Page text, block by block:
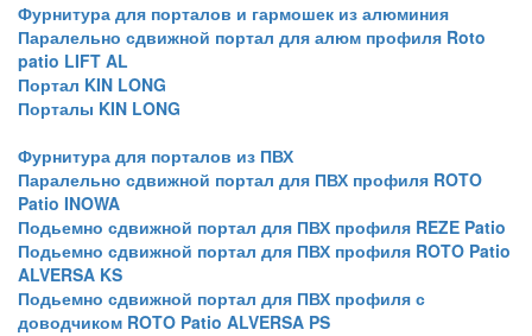
Фурнитура для порталов и гармошек из алюминия
Паралельно сдвижной портал для алюм профиля Roto
patio LIFT AL
Портал KIN LONG
Порталы KIN LONG
Фурнитура для порталов из ПВХ
Паралельно сдвижной портал для ПВХ профиля ROTO
Patio INOWA
Подьемно сдвижной портал для ПВХ профиля REZE Patio
Подьемно сдвижной портал для ПВХ профиля ROTO Patio
ALVERSA KS
Подьемно сдвижной портал для ПВХ профиля с
доводчиком ROTO Patio ALVERSA PS